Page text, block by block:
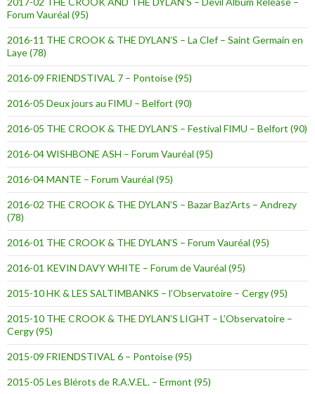
Forum Vauréal (95)
2016-11 THE CROOK & THE DYLAN’S – La Clef – Saint Germain en
Laye (78)
2016-09 FRIENDSTIVAL 7 – Pontoise (95)
2016-05 Deux jours au FIMU – Belfort (90)
2016-05 THE CROOK & THE DYLAN’S – Festival FIMU – Belfort (90)
2016-04 WISHBONE ASH – Forum Vauréal (95)
2016-04 MANTE – Forum Vauréal (95)
2016-02 THE CROOK & THE DYLAN’S – Bazar Baz’Arts – Andrezy
(78)
2016-01 THE CROOK & THE DYLAN’S – Forum Vauréal (95)
2016-01 KEVIN DAVY WHITE – Forum de Vauréal (95)
2015-10 HK & LES SALTIMBANKS – l’Observatoire – Cergy (95)
2015-10 THE CROOK & THE DYLAN’S LIGHT – L’Observatoire –
Cergy (95)
2015-09 FRIENDSTIVAL 6 – Pontoise (95)
2015-05 Les Blérots de R.A.V.EL. – Ermont (95)